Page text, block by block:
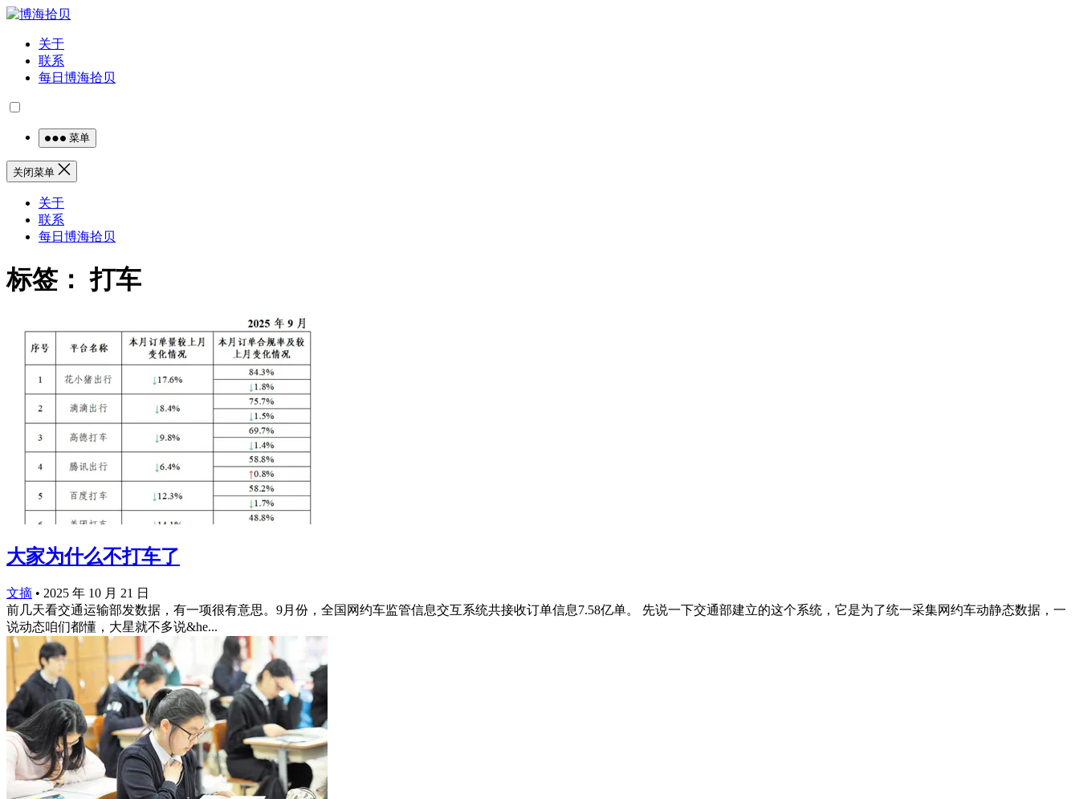
关于
联系
每日博海拾贝
菜单
关闭菜单
关于
联系
每日博海拾贝
标签：打车
大家为什么不打车了
文摘 • 2025 年 10 月 21 日
前几天看交通运输部发数据，有一项很有意思。9月份，全国网约车监管信息交互系统共接收订单信息7.58亿单。 先说一下交通部建立的这个系统，它是为了统一采集网约车动静态数据，一
说动态咱们都懂，大星就不多说&he...